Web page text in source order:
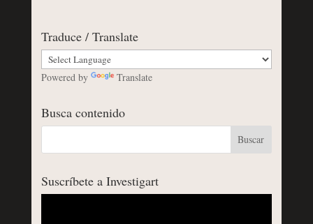
Traduce / Translate
Powered by Translate
Busca contenido
Suscríbete a Investigart